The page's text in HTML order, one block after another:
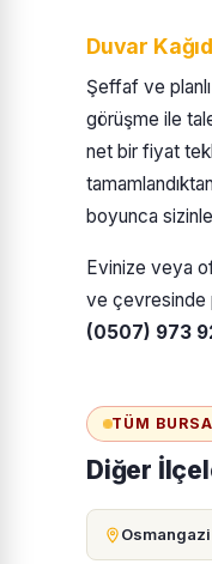
Duvar
Şeffaf ve
görüşme ile
net bir fiyat
boyunca
Evinize veya
ve çevresinde
(0507) 973
TÜM
Diğer
Osmangazi